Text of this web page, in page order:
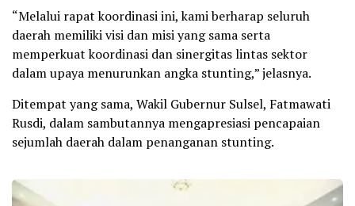
“Melalui rapat koordinasi ini, kami berharap seluruh
daerah memiliki visi dan misi yang sama serta
memperkuat koordinasi dan sinergitas lintas sektor
dalam upaya menurunkan angka stunting,” jelasnya.
Ditempat yang sama, Wakil Gubernur Sulsel, Fatmawati
Rusdi, dalam sambutannya mengapresiasi pencapaian
sejumlah daerah dalam penanganan stunting.